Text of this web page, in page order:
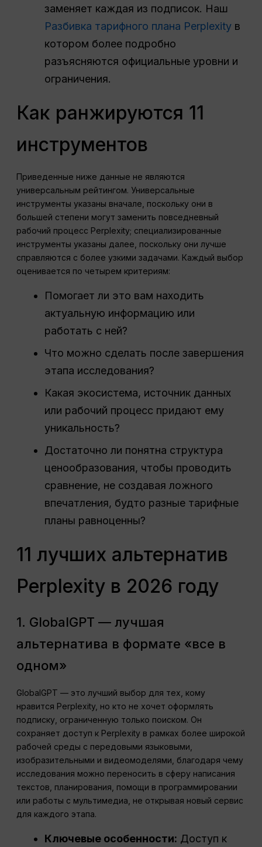
заменяет каждая из подписок. Наш
Разбивка тарифного плана Perplexity в
котором более подробно
разъясняются официальные уровни и
ограничения.
Как ранжируются 11
инструментов
Приведенные ниже данные не являются
универсальным рейтингом. Универсальные
инструменты указаны вначале, поскольку они в
большей степени могут заменить повседневный
рабочий процесс Perplexity; специализированные
инструменты указаны далее, поскольку они лучше
справляются с более узкими задачами. Каждый выбор
оценивается по четырем критериям:
Помогает ли это вам находить
актуальную информацию или
работать с ней?
Что можно сделать после завершения
этапа исследования?
Какая экосистема, источник данных
или рабочий процесс придают ему
уникальность?
Достаточно ли понятна структура
ценообразования, чтобы проводить
сравнение, не создавая ложного
впечатления, будто разные тарифные
планы равноценны?
11 лучших альтернатив
Perplexity в 2026 году
1. GlobalGPT — лучшая
альтернатива в формате «все в
одном»
GlobalGPT — это лучший выбор для тех, кому
нравится Perplexity, но кто не хочет оформлять
подписку, ограниченную только поиском. Он
сохраняет доступ к Perplexity в рамках более широкой
рабочей среды с передовыми языковыми,
изобразительными и видеомоделями, благодаря чему
исследования можно переносить в сферу написания
текстов, планирования, помощи в программировании
или работы с мультимедиа, не открывая новый сервис
для каждого этапа.
Ключевые особенности: Доступ к